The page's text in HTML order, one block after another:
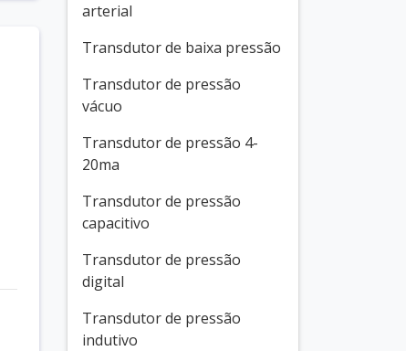
arterial
Transdutor de baixa pressão
Transdutor de pressão
vácuo
Transdutor de pressão 4-
20ma
Transdutor de pressão
capacitivo
Transdutor de pressão
digital
Transdutor de pressão
indutivo